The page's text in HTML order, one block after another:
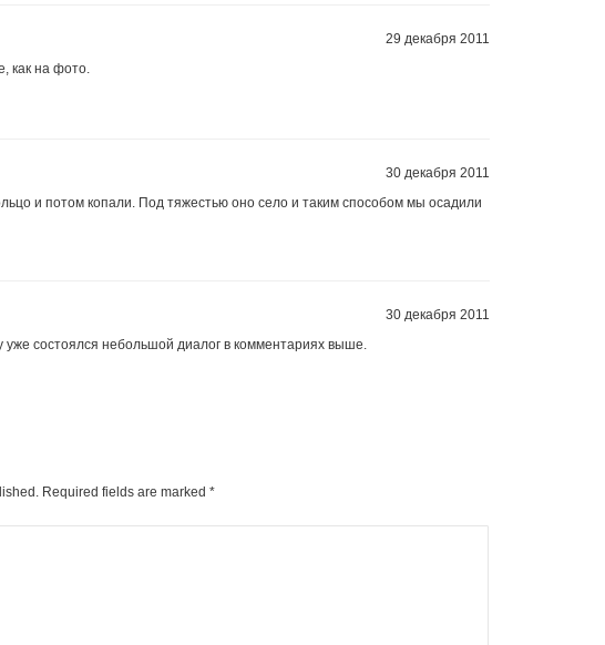
29 декабря 2011
как на фото.
30 декабря 2011
и потом копали. Под тяжестью оно село и таким способом мы осадили
30 декабря 2011
уже состоялся небольшой диалог в комментариях выше.
Required fields are marked *